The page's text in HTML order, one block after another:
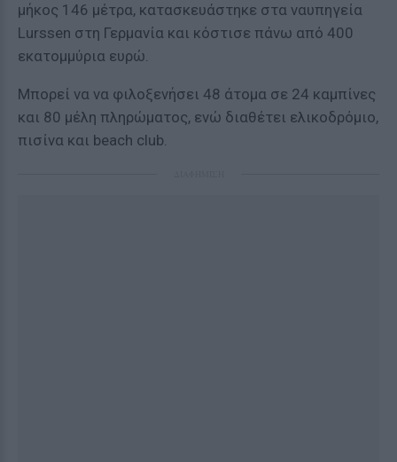
μήκος 146 μέτρα, κατασκευάστηκε στα ναυπηγεία
Lurssen στη Γερμανία και κόστισε πάνω από 400
εκατομμύρια ευρώ.
Μπορεί να να φιλοξενήσει 48 άτομα σε 24 καμπίνες
και 80 μέλη πληρώματος, ενώ διαθέτει ελικοδρόμιο,
πισίνα και beach club.